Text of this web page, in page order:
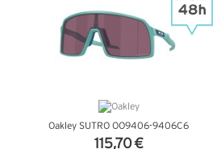
Oakley SUTRO OO9406-9406C6
115,70 €